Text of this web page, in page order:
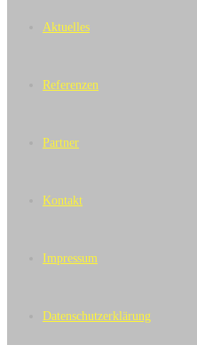
Aktuelles
Referenzen
Partner
Kontakt
Impressum
Datenschutzerklärung